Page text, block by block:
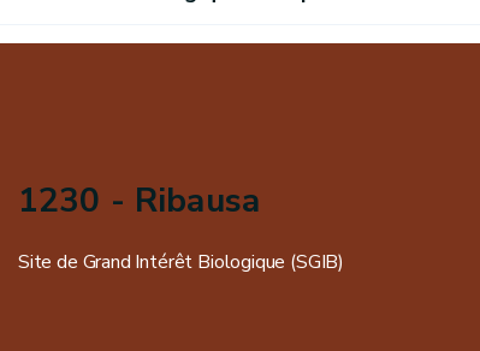
1230 - Ribausa
Site de Grand Intérêt Biologique (SGIB)